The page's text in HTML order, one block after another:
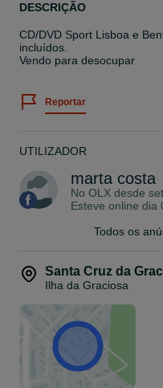
DESCRIÇÃO
CD/DVD Sport Lisboa e
incluídos.
Vendo para desocupar
Reportar
UTILIZADOR
marta costa
No OLX desde
Esteve online dia
Todos os
Santa Cruz da
Ilha da Graciosa